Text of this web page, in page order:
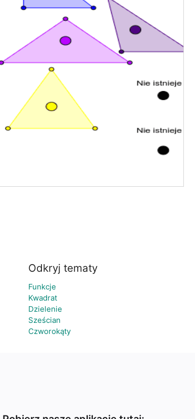
Odkryj tematy
Funkcje
Kwadrat
Dzielenie
Sześcian
Czworokąty